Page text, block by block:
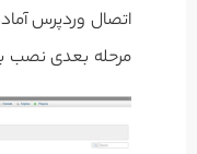
اتصال وردپرس
مرحله بعدی نصب